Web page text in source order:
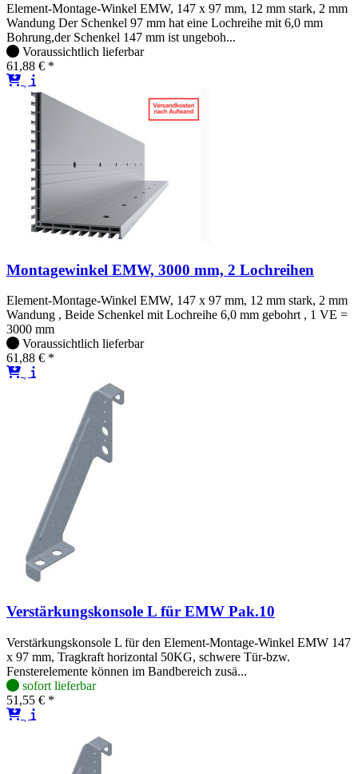
Element-Montage-Winkel EMW, 147 x 97 mm, 12 mm stark, 2 mm
Wandung Der Schenkel 97 mm hat eine Lochreihe mit 6,0 mm
Bohrung,der Schenkel 147 mm ist ungeboh...
Voraussichtlich lieferbar
61,88 € *
Montagewinkel EMW, 3000 mm, 2 Lochreihen
Element-Montage-Winkel EMW, 147 x 97 mm, 12 mm stark, 2 mm
Wandung , Beide Schenkel mit Lochreihe 6,0 mm gebohrt , 1 VE =
3000 mm
Voraussichtlich lieferbar
61,88 € *
Verstärkungskonsole L für EMW Pak.10
Verstärkungskonsole L für den Element-Montage-Winkel EMW 147
x 97 mm, Tragkraft horizontal 50KG, schwere Tür-bzw.
Fensterelemente können im Bandbereich zusä...
sofort lieferbar
51,55 € *